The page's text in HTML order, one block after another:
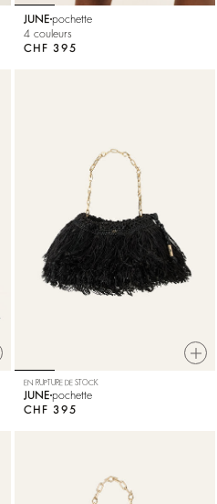
JUNE pochette
4 couleurs
CHF 395
EN RUPTURE DE STOCK
JUNE pochette
CHF 395